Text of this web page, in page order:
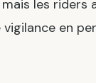
mais les
en